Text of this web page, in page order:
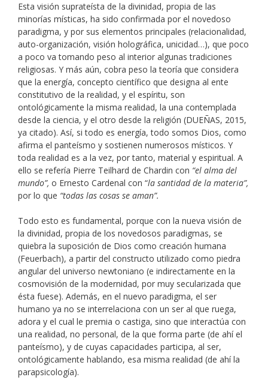
Esta visión suprateísta de la divinidad, propia de las
minorías místicas, ha sido confirmada por el novedoso
paradigma, y por sus elementos principales (relacionalidad,
auto-organización, visión holográfica, unicidad…), que poco
a poco va tomando peso al interior algunas tradiciones
religiosas. Y más aún, cobra peso la teoría que considera
que la energía, concepto científico que designa al ente
constitutivo de la realidad, y el espíritu, son
ontológicamente la misma realidad, la una contemplada
desde la ciencia, y el otro desde la religión (DUEÑAS, 2015,
ya citado). Así, si todo es energía, todo somos Dios, como
afirma el panteísmo y sostienen numerosos místicos. Y
toda realidad es a la vez, por tanto, material y espiritual. A
ello se refería Pierre Teilhard de Chardin con “el alma del
mundo”, o Ernesto Cardenal con “la santidad de la materia”,
por lo que “todas las cosas se aman”.
Todo esto es fundamental, porque con la nueva visión de
la divinidad, propia de los novedosos paradigmas, se
quiebra la suposición de Dios como creación humana
(Feuerbach), a partir del constructo utilizado como piedra
angular del universo newtoniano (e indirectamente en la
cosmovisión de la modernidad, por muy secularizada que
ésta fuese). Además, en el nuevo paradigma, el ser
humano ya no se interrelaciona con un ser al que ruega,
adora y el cual le premia o castiga, sino que interactúa con
una realidad, no personal, de la que forma parte (de ahí el
panteísmo), y de cuyas capacidades participa, al ser,
ontológicamente hablando, esa misma realidad (de ahí la
parapsicología).